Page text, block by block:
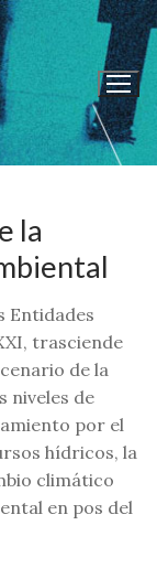
la
Entidades
trasciende
de la
niveles de
por el
hídricos, la
climático
en pos del